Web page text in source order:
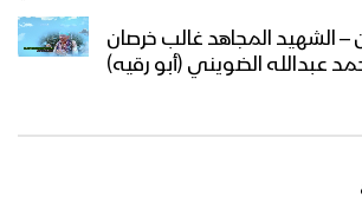
– الشهيد المجاهد غالب خرصان
عبدالله الضويني (أبو رقيه)